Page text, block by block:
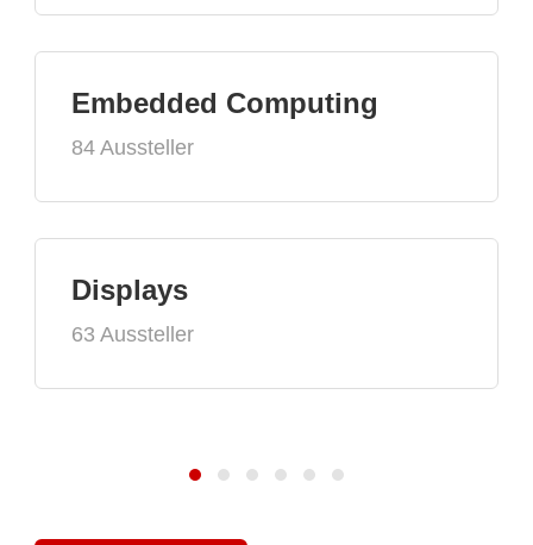
Embedded Computing
84 Aussteller
Displays
63 Aussteller